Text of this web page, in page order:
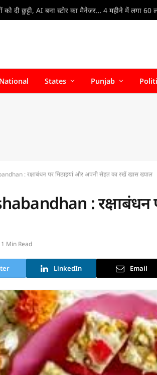
National States Punjab
: रक्षाबंधन पर मिठाइयां और अपनी सेहत का रखें खास ख्याल
: रक्षाबंधन
1 Min Read
LinkedIn Email